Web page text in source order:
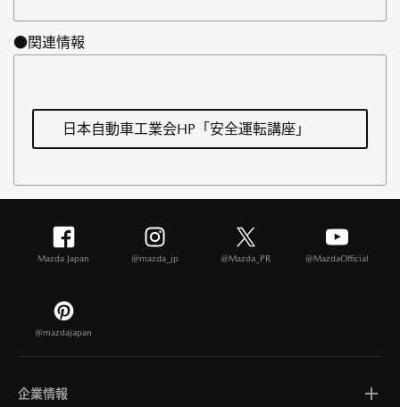
●関連情報
日本自動車工業会HP「安全運転講座」
Mazda Japan @mazda_jp @Mazda_PR @MazdaOfficial
@mazdajapan
企業情報